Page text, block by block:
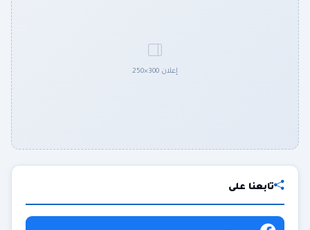
إعلان 300×250
تابعنا على